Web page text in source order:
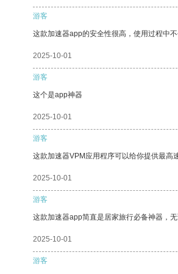
游客
这款加速器app的安全性很高，使用过程中
2025-10-01
游客
这个是app神器
2025-10-01
游客
这款加速器VPM应用程序可以给你提供最高
2025-10-01
游客
这款加速器app简直是居家旅行必备神器，
2025-10-01
游客